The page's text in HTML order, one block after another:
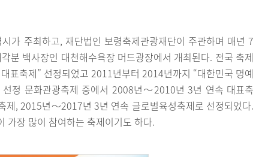
가 주최하고, 재단법인 보령축제관광재단이 주관하며 매년 7
분 백사장인 대천해수욕장 머드광장에서 개최된다. 전국 축제
표축제” 선정되었고 2011년부터 2014년까지 “대한민국 명예
선정 문화관광축제 중에서 2008년～2010년 3년 연속 대표축
, 2015년～2017년 3년 연속 글로벌육성축제로 선정되었다.
가장 많이 참여하는 축제이기도 하다.